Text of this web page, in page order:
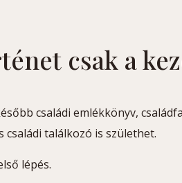
csak a
családi emlékkönyv,
találkozó is születhet.
lépés.